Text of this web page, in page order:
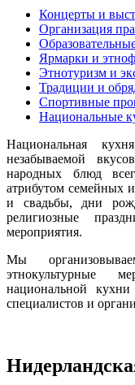
Концерты и
Организация
Ярмарки и
Этнотуризм и
Традиции и
Спортивные
Национальные
Национальная
незабываемой
народных блюд
атрибутом семейных
и свадьбы, дни
религиозные
мероприятия.
Мы
этнокультурные
национальной
специалистов и